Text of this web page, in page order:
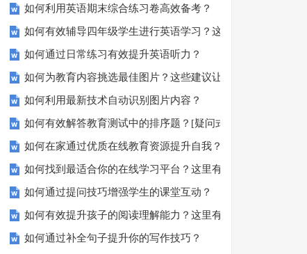
如何利用英语期末综合练习卷高效备考？
如何有效辅导四年级学生进行英语学习？这里有你需要的所
如何通过日常练习有效提升英语听力？
如何为教育内容挑选最佳图片？这些建议让你的文章脱颖而
如何利用最新技术自动识别图片内容？
如何有效解答教育测试中的排序题？[疑问式标题]
如何在家通过优质在线教育资源提升自我？
如何找到最适合你的在线学习平台？这里有你需要知道的一
如何通过提问技巧增强学生的课堂互动？
如何有效提升孩子的阅读理解能力？这里有秘诀！
如何通过补全句子提升你的写作技巧？